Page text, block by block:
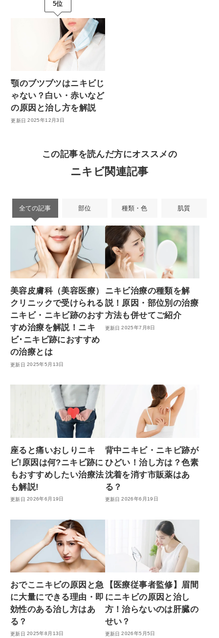
ケミカルピーリングについて
詳しくはこちら
＼予約前にもっと詳しく知りたい方／
マッサージピールについて
詳しくはこちら
＼予約前にもっと詳しく知りたい方／
Qスイッチヤグレーザーについて
詳しくはこちら
5位
顎のブツブツはニキビじ
ゃない？白い・赤いなど
の原因と治し方を解説
2025年12月3日
この記事を読んだ方にオススメの
ニキビ関連記事
全ての記事 部位 種類・色 肌質
美容皮膚科（美容医療）
クリニックで受けられる
ニキビ・ニキビ跡のおす
すめ治療を解説！ニキ
ビ･ニキビ跡におすすめ
の治療とは
2025年5月13日
ニキビ治療の種類を解
説！原因・部位別の治療
方法も併せてご紹介
2025年7月8日
座ると痛いおしりニキ
ビ!原因は何?ニキビ跡に
もおすすめしたい治療法
も解説!
2026年6月19日
背中ニキビ・ニキビ跡が
ひどい！治し方は？色素
沈着を消す市販薬はあ
る？
2026年6月19日
おでこニキビの原因と急
に大量にできる理由・即
効性のある治し方はあ
る？
2025年8月13日
【医療従事者監修】眉間
にニキビの原因と治し
方！治らないのは肝臓の
せい？
2026年5月5日